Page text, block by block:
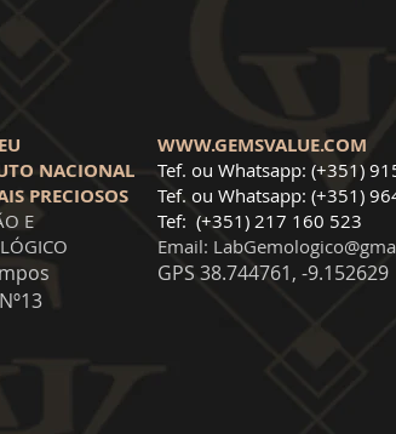
NACIONAL
PRECIOSOS
E
WWW.GEMSVALUE.COM
Tef. ou Whatsapp: (+351)
Tef. ou Whatsapp: (+351)
Tef: (+351) 217 160 523
Email:
GPS 38.744761, -9.152629